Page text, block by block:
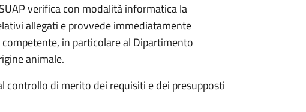
verifica con modalità informatica la
allegati e provvede immediatamente
in particolare al Dipartimento
animale.
controllo di merito dei requisiti e dei presupposti